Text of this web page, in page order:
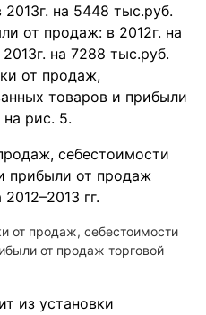
на 5448 тыс.руб.
от продаж: в 2012г. на
на 7288 тыс.руб.
от продаж,
товаров и прибыли
рис. 5.
от продаж, себестоимости
от продаж торговой
из установки